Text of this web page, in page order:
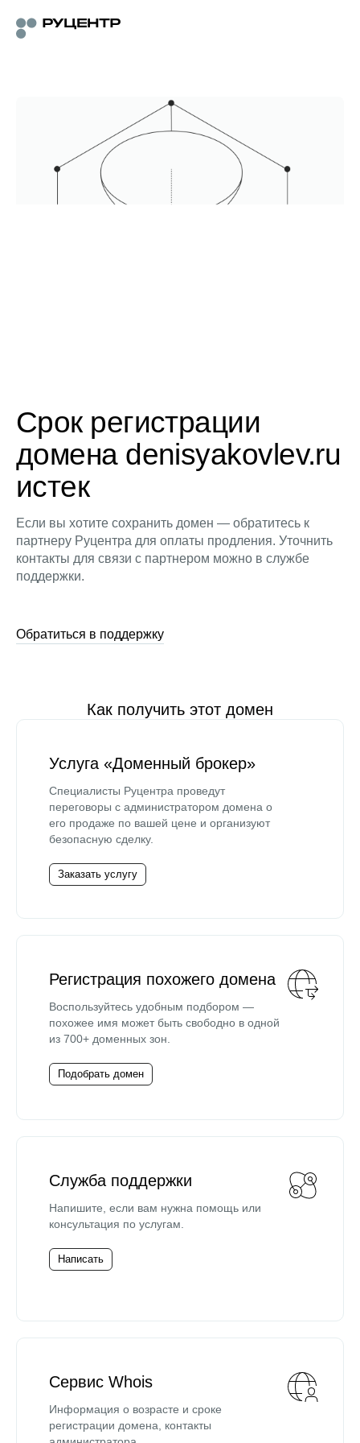
Срок регистрации
домена denisyakovlev.ru
истек
Если вы хотите сохранить домен — обратитесь к
партнеру Руцентра для оплаты продления. Уточнить
контакты для связи с партнером можно в службе
поддержки.
Обратиться в поддержку
Как получить этот домен
Услуга «Доменный брокер»
Специалисты Руцентра проведут
переговоры с администратором домена о
его продаже по вашей цене и организуют
безопасную сделку.
Заказать услугу
Регистрация похожего домена
Воспользуйтесь удобным подбором —
похожее имя может быть свободно в одной
из 700+ доменных зон.
Подобрать домен
Служба поддержки
Напишите, если вам нужна помощь или
консультация по услугам.
Написать
Сервис Whois
Информация о возрасте и сроке
регистрации домена, контакты